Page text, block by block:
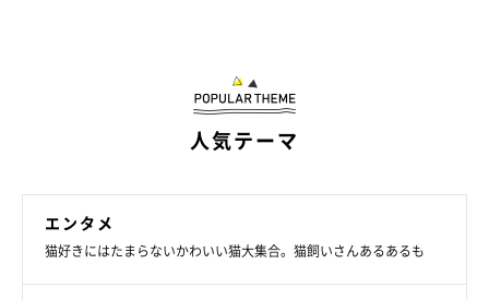
人気テーマ
エンタメ
猫好きにはたまらないかわいい猫大集合。猫飼いさんあるあるも